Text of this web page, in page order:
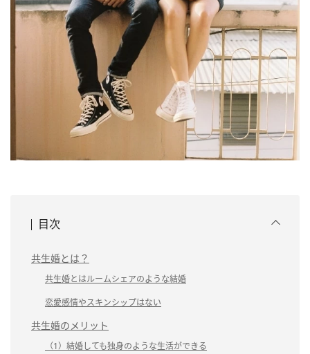
目次
共生婚とは？
共生婚とはルームシェアのような結婚
恋愛感情やスキンシップはない
共生婚のメリット
（1）結婚しても独身のような生活ができる